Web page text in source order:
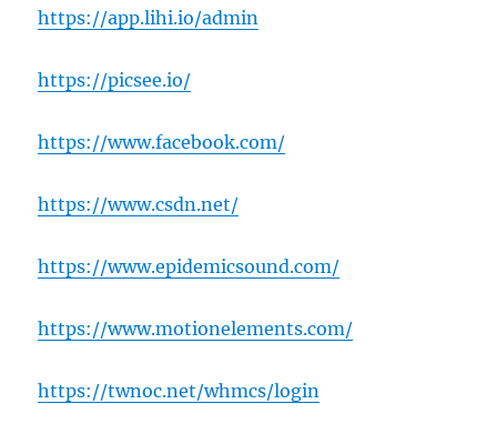
https://app.lihi.io/admin
https://picsee.io/
https://www.facebook.com/
https://www.csdn.net/
https://www.epidemicsound.com/
https://www.motionelements.com/
https://twnoc.net/whmcs/login